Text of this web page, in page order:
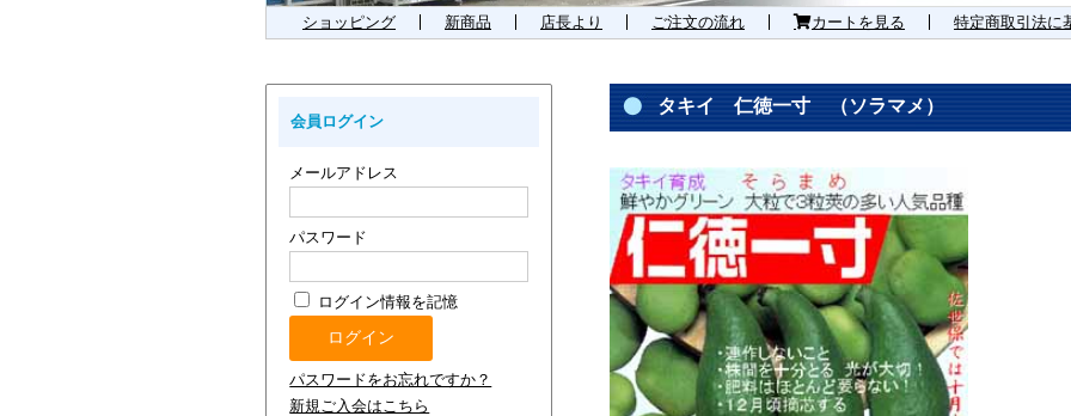
ショッピング 新商品 店長より ご注文の流れ カートを見る 特定商取引法に
タキイ 仁徳一寸 （ソラマメ）
会員ログイン
メールアドレス
パスワード
ログイン情報を記憶
パスワードをお忘れですか？
新規ご入会はこちら